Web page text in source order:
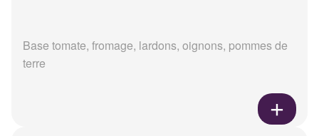
Base tomate, fromage, lardons, oignons, pommes de
terre